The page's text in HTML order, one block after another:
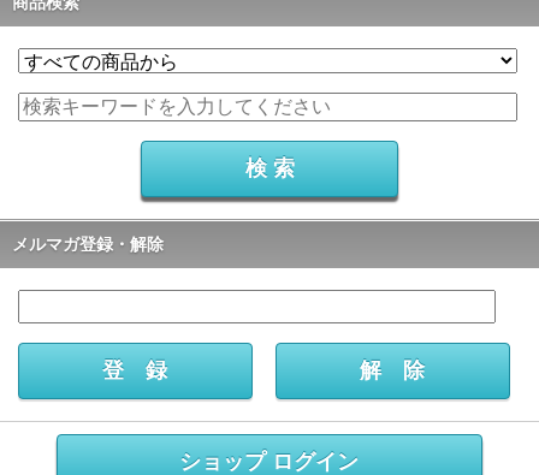
メルマガ登録・解除
ショップ ログイン